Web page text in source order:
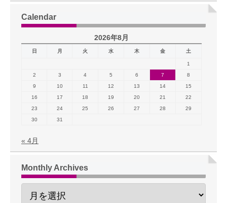
Calendar
2026年8月
日 月 火 水 木 金 土
1
2
3 4 5 6 7
8
9
10 11 12 13 14
15
16
17 18 19 20 21
22
23
24 25 26 27 28
29
30
31
« 4月
Monthly Archives